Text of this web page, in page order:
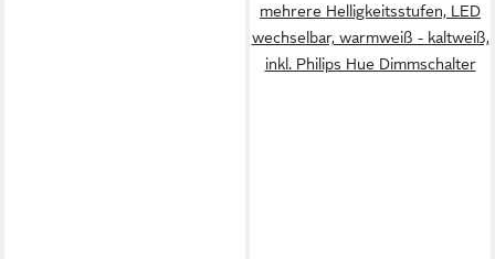
mehrere Helligkeitsstufen, LED
wechselbar, warmweiß - kaltweiß,
inkl. Philips Hue Dimmschalter